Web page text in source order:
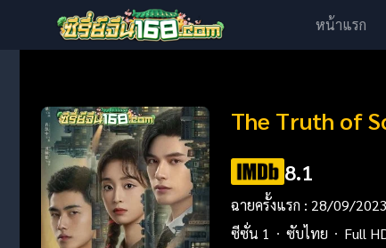
หน้าแรก
The Truth of
8.1
ฉายครั้งแรก : 28/09/2023
ซีซั่น 1
ซับไทย
Full